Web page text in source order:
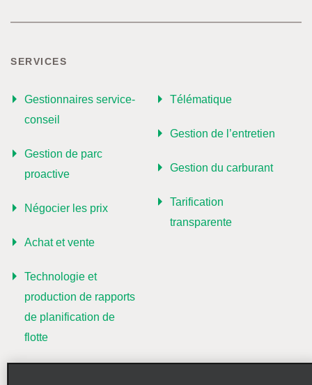
SERVICES
Gestionnaires service-
conseil
Gestion de parc
proactive
Négocier les prix
Achat et vente
Technologie et
production de rapports
de planification de
flotte
Télématique
Gestion de l’entretien
Gestion du carburant
Tarification
transparente